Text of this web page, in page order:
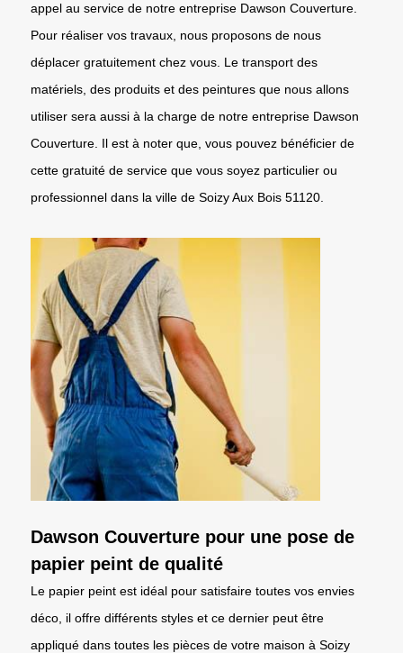
appel au service de notre entreprise Dawson Couverture.
Pour réaliser vos travaux, nous proposons de nous
déplacer gratuitement chez vous. Le transport des
matériels, des produits et des peintures que nous allons
utiliser sera aussi à la charge de notre entreprise Dawson
Couverture. Il est à noter que, vous pouvez bénéficier de
cette gratuité de service que vous soyez particulier ou
professionnel dans la ville de Soizy Aux Bois 51120.
Dawson Couverture pour une pose de
papier peint de qualité
Le papier peint est idéal pour satisfaire toutes vos envies
déco, il offre différents styles et ce dernier peut être
appliqué dans toutes les pièces de votre maison à Soizy